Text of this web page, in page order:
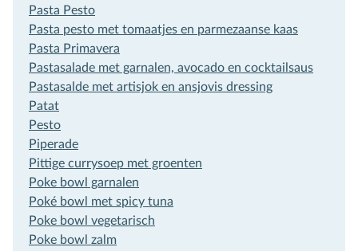
Pasta Pesto
Pasta pesto met tomaatjes en parmezaanse kaas
Pasta Primavera
Pastasalade met garnalen, avocado en cocktailsaus
Pastasalde met artisjok en ansjovis dressing
Patat
Pesto
Piperade
Pittige currysoep met groenten
Poke bowl garnalen
Poké bowl met spicy tuna
Poke bowl vegetarisch
Poke bowl zalm